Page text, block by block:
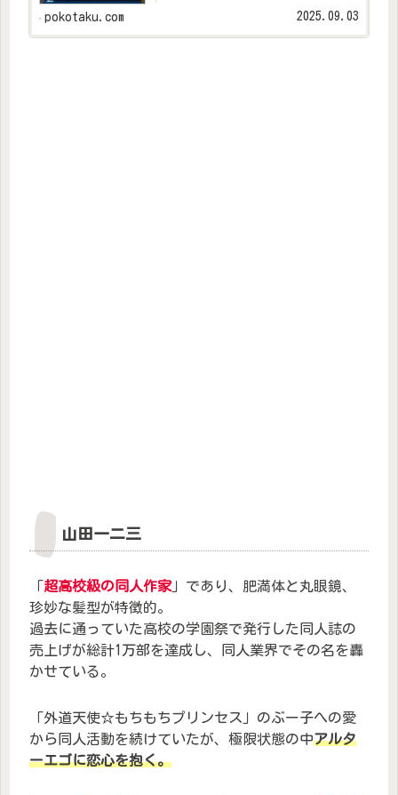
pokotaku.com 2025.09.03
山田一二三
「超高校級の同人作家」であり、肥満体と丸眼鏡、
珍妙な髪型が特徴的。
過去に通っていた高校の学園祭で発行した同人誌の
売上げが総計1万部を達成し、同人業界でその名を轟
かせている。
「外道天使☆もちもちプリンセス」のぶー子への愛
から同人活動を続けていたが、極限状態の中アルタ
ーエゴに恋心を抱く。